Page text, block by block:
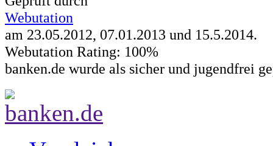
Webutation
am 23.05.2012, 07.01.2013 und 15.5.2014.
Webutation Rating: 100%
banken.de wurde als sicher und jugendfrei